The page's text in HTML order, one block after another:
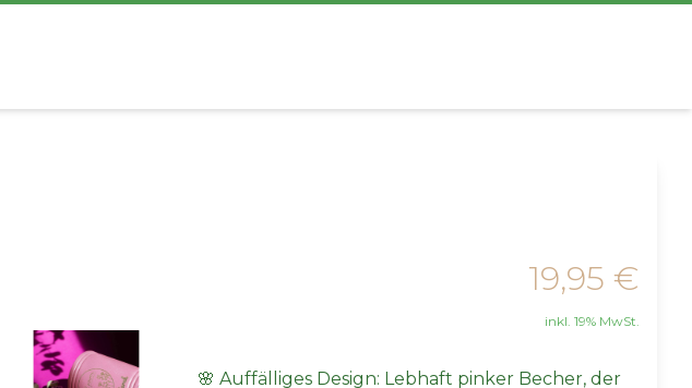
19,95 €
inkl. 19% MwSt.
🌸 Auffälliges Design: Lebhaft pinker Becher, der